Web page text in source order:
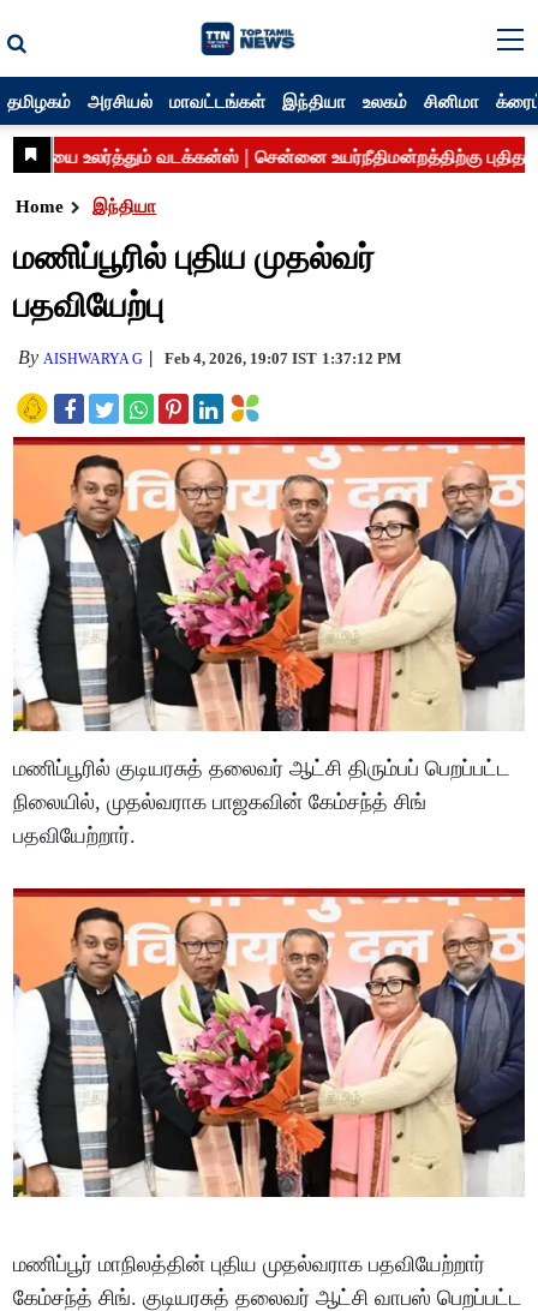
தமிழகம் அரசியல் மாவட்டங்கள் இந்தியா உலகம் சினிமா
Home இந்தியா
மணிப்பூரில் புதிய முதல்வர்
பதவியேற்பு
By AISHWARYA G Feb 4, 2026, 19:07 IST 1:37:12 PM
மணிப்பூரில் குடியரசுத் தலைவர் ஆட்சி திரும்பப் பெறப்பட்ட
நிலையில், முதல்வராக பாஜகவின் கேம்சந்த் சிங்
பதவியேற்றார்.
மணிப்பூர் மாநிலத்தின் புதிய முதல்வராக பதவியேற்றார்
கேம்சந்த் சிங். குடியரசுத் தலைவர் ஆட்சி வாபஸ் பெறப்பட்ட